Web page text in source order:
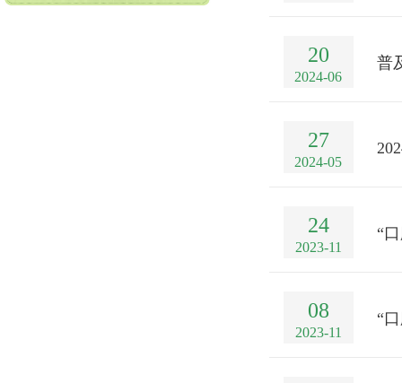
20
2024-06
普
27
2024-05
24
2023-11
“
08
2023-11
“